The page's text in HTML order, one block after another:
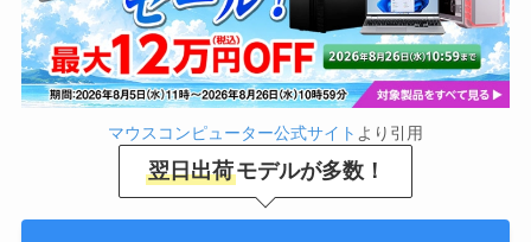
マウスコンピューター公式サイト より引用
翌日出荷モデルが多数！